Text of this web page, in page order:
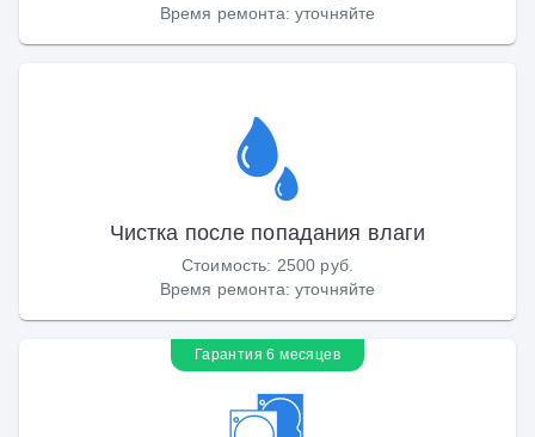
Время ремонта: уточняйте
Чистка после попадания влаги
Стоимость: 2500 руб.
Время ремонта: уточняйте
Гарантия 6 месяцев